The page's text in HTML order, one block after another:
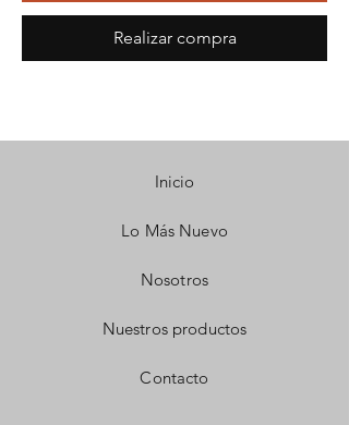
Realizar compra
Inicio
Lo Más Nuevo
Nosotros
Nuestros productos
Contacto